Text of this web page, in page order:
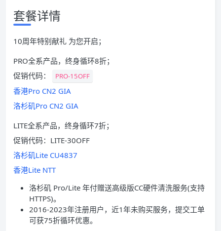
套餐详情
10周年特别献礼 为您开启；
PRO全系产品，终身循环8折；
促销代码：
PRO-15OFF
香港Pro CN2 GIA
洛杉矶Pro CN2 GIA
LITE全系产品，终身循环7折；
促销代码：LITE-30OFF
洛杉矶Lite CU4837
香港Lite NTT
洛杉矶 Pro/Lite 年付赠送高级版CC硬件清洗服务(支持
HTTPS)。
2016-2023年注册用户，近1年未购买服务，提交工单
可获75折循环优惠。